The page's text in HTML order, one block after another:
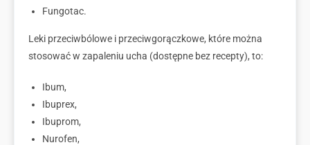
Fungotac.
Leki przeciwbólowe i przeciwgorączkowe, które można
stosować w zapaleniu ucha (dostępne bez recepty), to:
Ibum,
Ibuprex,
Ibuprom,
Nurofen,